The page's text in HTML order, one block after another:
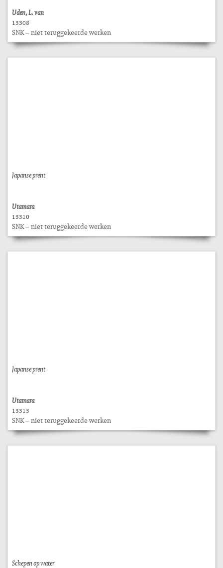
Uden, L. van
13308
SNK – niet teruggekeerde werken
Japanse prent
Utamara
13310
SNK – niet teruggekeerde werken
Japanse prent
Utamara
13313
SNK – niet teruggekeerde werken
Schepen op water